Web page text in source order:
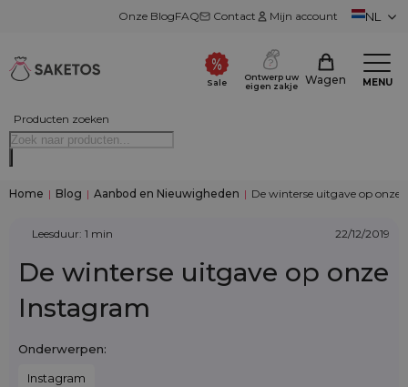
Onze BlogFAQ Contact Mijn account NL
Producten zoeken
Sale
Ontwerp uw
eigen zakje
Wagen MENU
Home | Blog | Aanbod en Nieuwigheden | De winterse uitgave op onze
Leesduur: 1 min 22/12/2019
De winterse uitgave op onze
Instagram
Onderwerpen:
Instagram